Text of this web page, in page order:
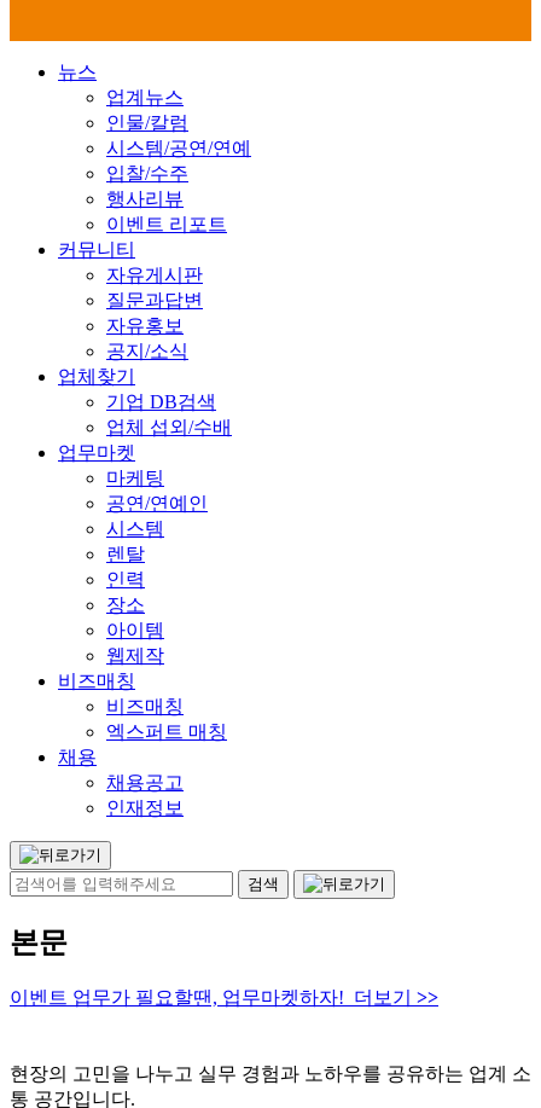
뉴스
업계뉴스
인물/칼럼
시스템/공연/연예
입찰/수주
행사리뷰
이벤트 리포트
커뮤니티
자유게시판
질문과답변
자유홍보
공지/소식
업체찾기
기업 DB검색
업체 섭외/수배
업무마켓
마케팅
공연/연예인
시스템
렌탈
인력
장소
아이템
웹제작
비즈매칭
비즈매칭
엑스퍼트 매칭
채용
채용공고
인재정보
본문
이벤트 업무가 필요할땐, 업무마켓하자! 더보기 >>
현장의 고민을 나누고 실무 경험과 노하우를 공유하는 업계 소
통 공간입니다.